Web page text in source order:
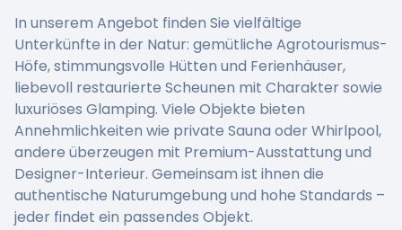
In unserem Angebot finden Sie vielfältige
Unterkünfte in der Natur: gemütliche Agrotourismus-
Höfe, stimmungsvolle Hütten und Ferienhäuser,
liebevoll restaurierte Scheunen mit Charakter sowie
luxuriöses Glamping. Viele Objekte bieten
Annehmlichkeiten wie private Sauna oder Whirlpool,
andere überzeugen mit Premium-Ausstattung und
Designer-Interieur. Gemeinsam ist ihnen die
authentische Naturumgebung und hohe Standards –
jeder findet ein passendes Objekt.